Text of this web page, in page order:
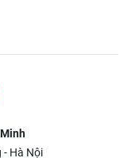
- Hà Nội